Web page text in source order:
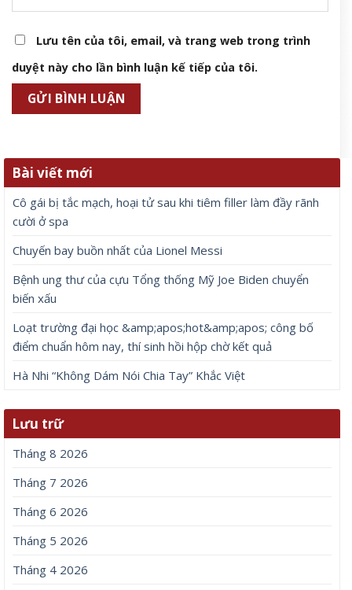
Lưu tên của tôi, email, và trang web trong trình
duyệt này cho lần bình luận kế tiếp của tôi.
Bài viết mới
Cô gái bị tắc mạch, hoại tử sau khi tiêm filler làm đầy rãnh
cười ở spa
Chuyến bay buồn nhất của Lionel Messi
Bệnh ung thư của cựu Tổng thống Mỹ Joe Biden chuyển
biến xấu
Loạt trường đại học &amp;apos;hot&amp;apos; công bố
điểm chuẩn hôm nay, thí sinh hồi hộp chờ kết quả
Hà Nhi “Không Dám Nói Chia Tay” Khắc Việt
Lưu trữ
Tháng 8 2026
Tháng 7 2026
Tháng 6 2026
Tháng 5 2026
Tháng 4 2026